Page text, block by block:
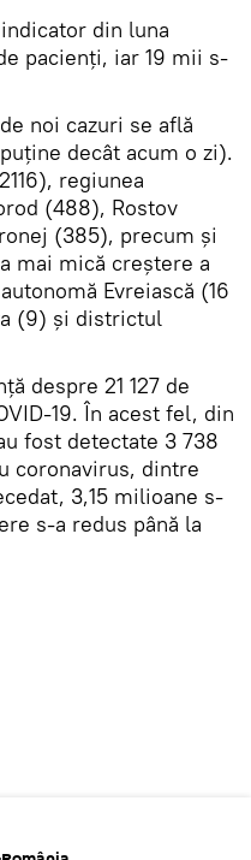
din luna
pacienți, iar 19 mii s-
noi cazuri se află
decât acum o zi).
regiunea
(488), Rostov
(385), precum și
mai mică creștere a
Evreiască (16
(9) și districtul
despre 21 127 de
19. În acest fel, din
fost detectate 3 738
coronavirus, dintre
3,15 milioane s-
s-a redus până la